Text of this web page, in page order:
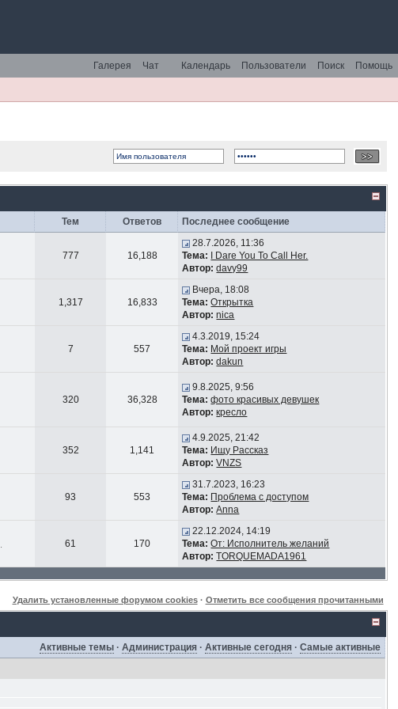
Помощь
Поиск
Пользователи
Календарь
Чат
Галерея
Тем Ответов Последнее сообщение
777 16,188
28.7.2026, 11:36
Тема:
I Dare You To Call Her.
Автор: davy99
1,317 16,833
Вчера, 18:08
Тема: Открытка
Автор: nica
7 557
4.3.2019, 15:24
Тема: Мой проект игры
Автор: dakun
320 36,328
9.8.2025, 9:56
Тема: фото красивых девушек
Автор: кресло
352 1,141
4.9.2025, 21:42
Тема: Ищу Рассказ
Автор: VNZS
93 553
31.7.2023, 16:23
Тема: Проблема с доступом
Автор: Anna
61 170
22.12.2024, 14:19
Тема: От: Исполнитель желаний
Автор: TORQUEMADA1961
Удалить установленные форумом cookies· Отметить все сообщения прочитанными
Активные темы ·Администрация ·Активные сегодня ·Самые активные